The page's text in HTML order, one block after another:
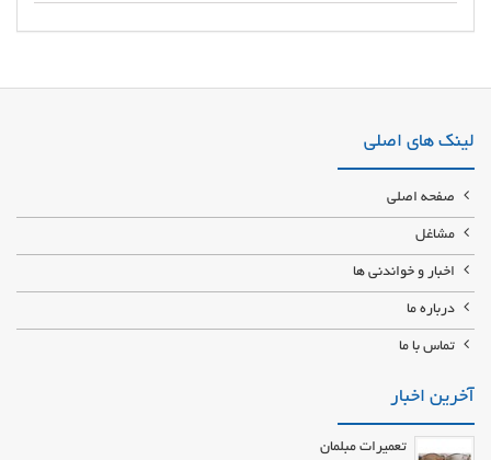
قیمت مناسب عرضه و پخش نایلون عریض گلخانه ای عمده و خرده کارخانه تولید
لینک های اصلی
صفحه اصلی
مشاغل
اخبار و خواندنی ها
درباره ما
تماس با ما
آخرین اخبار
تعمیرات مبلمان